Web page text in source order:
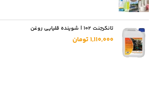
تانکرجنت 102 | شوینده قلیایی روغن
1,110,000 تومان